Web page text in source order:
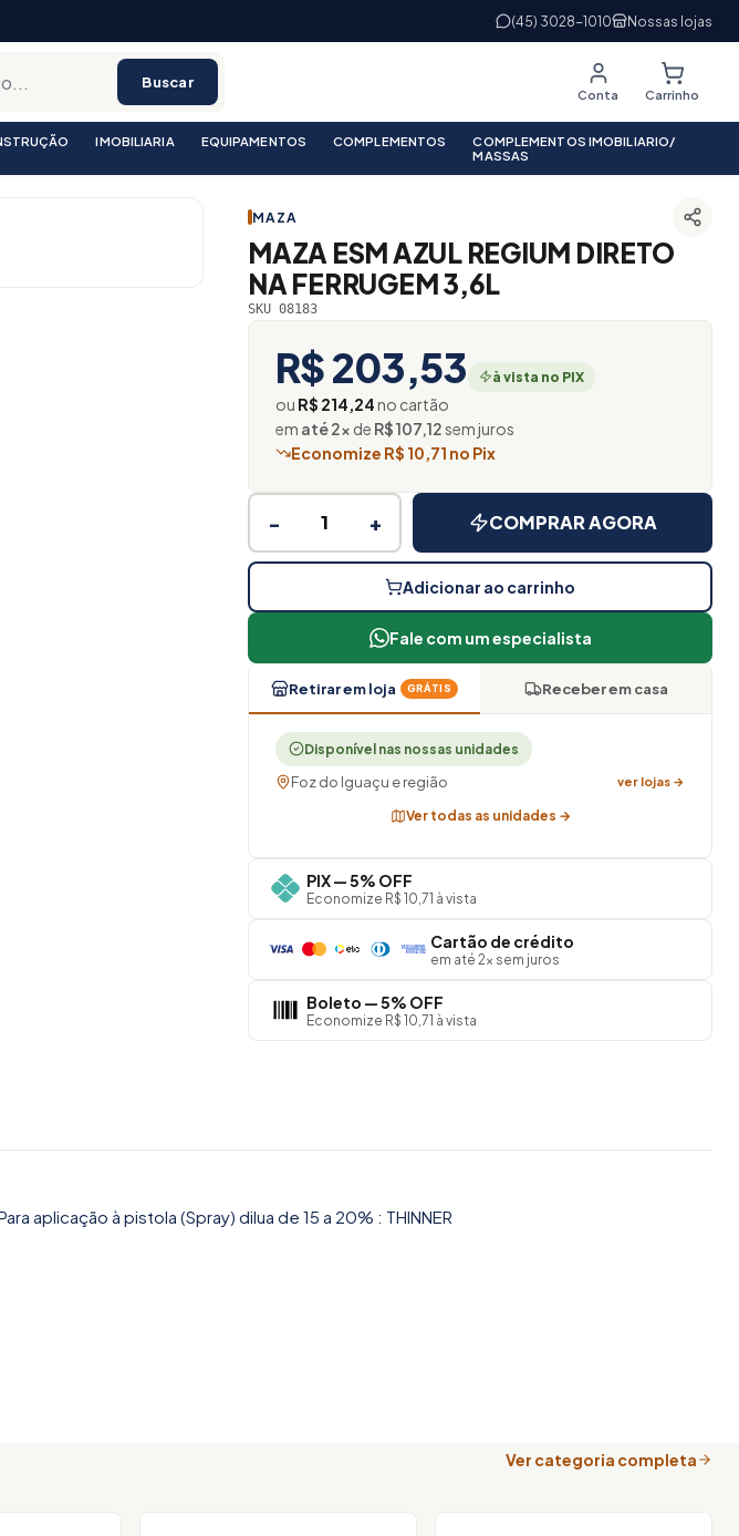
(45) 3028-1010 Nossas lojas
Buscar
Conta Carrinho
IMOBILIARIA EQUIPAMENTOS COMPLEMENTOS
COMPLEMENTOS IMOBILIARIO/
MASSAS
MAZA
MAZA ESM AZUL REGIUM DIRETO
NA FERRUGEM 3,6L
SKU 08183
R$ 203,53 à vista no PIX
ou R$ 214,24no cartão
em até 2× de R$ 107,12 sem juros
Economize R$ 10,71 no Pix
− + COMPRAR AGORA
Adicionar ao carrinho
Fale com um especialista
Retirar em loja GRÁTIS Receber em casa
Disponível nas nossas unidades
Foz do Iguaçu e região ver lojas →
Ver todas as unidades →
PIX — 5% OFF
Economize R$ 10,71 à vista
Cartão de crédito
em até 2× sem juros
Boleto — 5% OFF
Economize R$ 10,71 à vista
aplicação à pistola (Spray) dilua de 15 a 20% : THINNER
Ver categoria completa